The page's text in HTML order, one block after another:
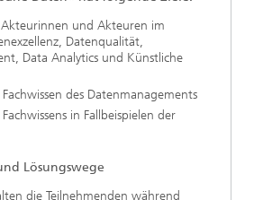
und Akteuren im
Datenqualität,
Data Analytics und Künstliche
des Datenmanagements
in Fallbeispielen der
Lösungswege
die Teilnehmenden während